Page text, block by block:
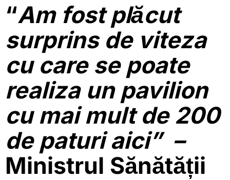
“Am fost plăcut
surprins de viteza
cu care se poate
realiza un pavilion
cu mai mult de 200
de paturi aici” –
Ministrul Sănătății